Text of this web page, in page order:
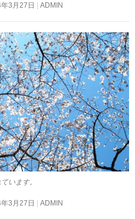
3月27日 ADMIN
います。
3月27日 ADMIN